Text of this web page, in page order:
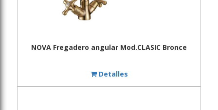
NOVA Fregadero angular Mod.CLASIC Bronce
Detalles